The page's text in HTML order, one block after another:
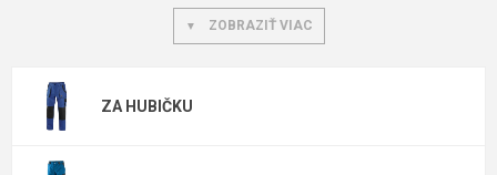
základnými odevy každého pracovného oblečenia. Využijete je
v lete aj po celý rok vo všetkých pracovných prevádzkach.
vďaka ktorému vám skvele padnú. Iste oceníte aj vrstvené
vrecká na náradie,reflexné prvky
nohavíc aj zdvojené partie kolien s vreckom pre nákolenníky.
Máme pre vás v ponuke pracovnej kraťasy, ¾ nohavice do pásu,
ZOBRAZIŤ VIAC
ZA HUBIČKU